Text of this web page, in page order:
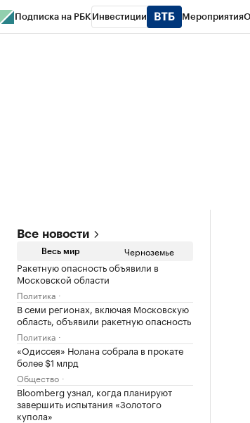
Подписка на РБК Инвестиции Мероприятия
Все новости
Весь мир Черноземье
Ракетную опасность объявили в
Московской области
Политика
В семи регионах, включая Московскую
область, объявили ракетную опасность
Политика
«Одиссея» Нолана собрала в прокате
более $1 млрд
Общество
Bloomberg узнал, когда планируют
завершить испытания «Золотого
купола»